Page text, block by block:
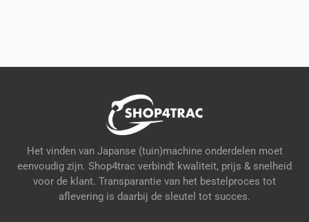
Het vinden van Japanse (tuin)machine onderdelen moet
eenvoudig zijn. Shop4trac verbindt kwaliteit, prijs & snelheid
voor de klant. Transparantie van het bestelproces tot
aflevering is daarbij de sleutel tot succes.